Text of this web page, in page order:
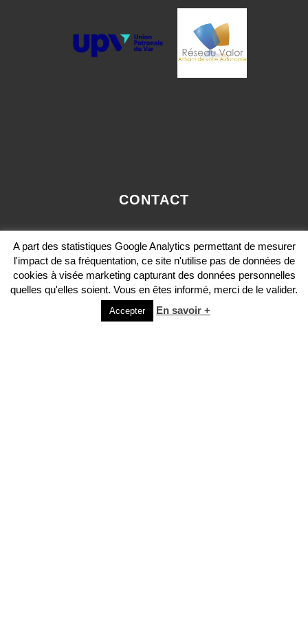
CONTACT
OLIVIER.PAVIE@VALORCONSEIL-PACA.COM
MOBILE: 06 12 36 29 36
A part des statistiques Google Analytics permettant de mesurer
l'impact de sa fréquentation, ce site n'utilise pas de données de
cookies à visée marketing capturant des données personnelles
quelles qu'elles soient. Vous en êtes informé, merci de le valider.
Accepter En savoir +